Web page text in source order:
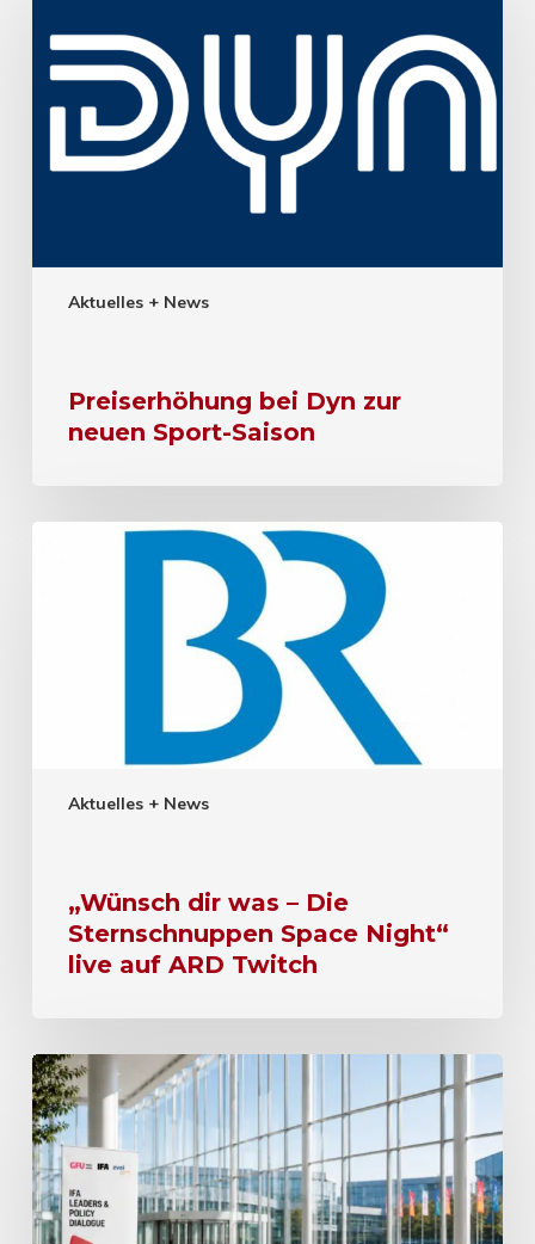
Aktuelles + News
Preiserhöhung bei Dyn zur
neuen Sport-Saison
Aktuelles + News
„Wünsch dir was – Die
Sternschnuppen Space Night“
live auf ARD Twitch